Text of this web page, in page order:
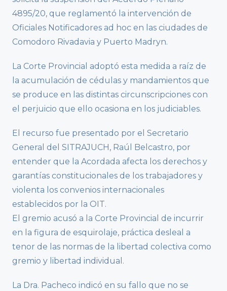
4895/20, que reglamentó la intervención de
Oficiales Notificadores ad hoc en las ciudades de
Comodoro Rivadavia y Puerto Madryn.
La Corte Provincial adoptó esta medida a raíz de
la acumulación de cédulas y mandamientos que
se produce en las distintas circunscripciones con
el perjuicio que ello ocasiona en los judiciables.
El recurso fue presentado por el Secretario
General del SITRAJUCH, Raúl Belcastro, por
entender que la Acordada afecta los derechos y
garantías constitucionales de los trabajadores y
violenta los convenios internacionales
establecidos por la OIT.
El gremio acusó a la Corte Provincial de incurrir
en la figura de esquirolaje, práctica desleal a
tenor de las normas de la libertad colectiva como
gremio y libertad individual.
La Dra. Pacheco indicó en su fallo que no se